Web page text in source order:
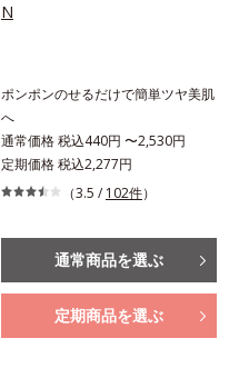
N
ポンポンのせるだけで簡単ツヤ美肌
へ
通常価格 税込440円 〜2,530円
定期価格 税込2,277円
（3.5 / 102件）
通常商品を選ぶ
定期商品を選ぶ